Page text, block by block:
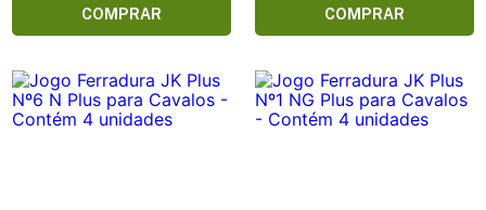
COMPRAR COMPRAR